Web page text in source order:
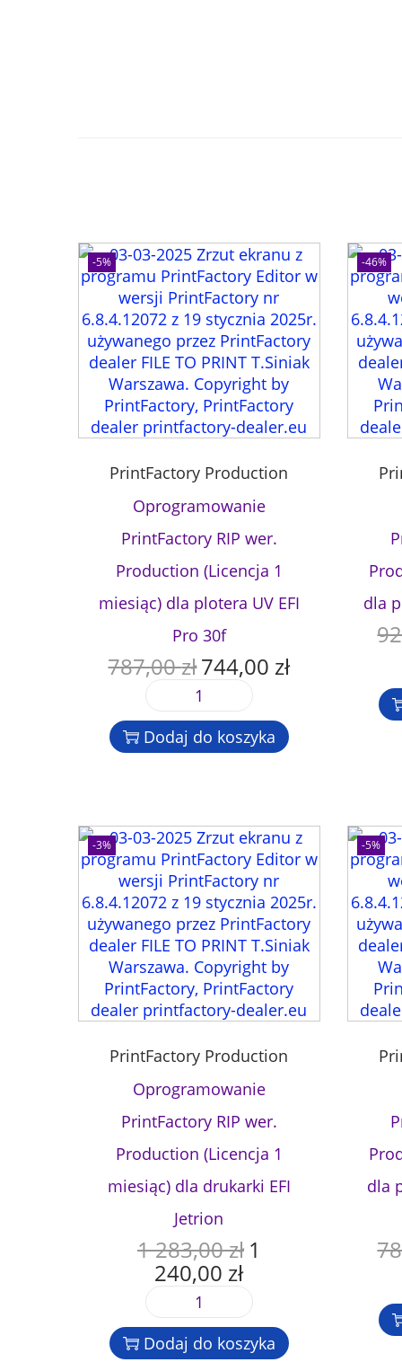
-5%
PrintFactory Production
Oprogramowanie
PrintFactory RIP wer.
Production (Licencja 1
miesiąc) dla plotera UV EFI
Pro 30f
787,00zł P
i
e
r
w
a
c
e
n
a
w
y
n
o
a
:
8
7
0
0
z
ł
.
744,00 złA
c
e
a
w
y
o
s
0
i
l
o
p
r
o
g
r
a
m
o
w
a
n
e
P
r
i
n
F
a
c
t
o
r
y
Dodaj do koszyka
-46%
dla
-3%
PrintFactory Production
Oprogramowanie
PrintFactory RIP wer.
Production (Licencja 1
miesiąc) dla drukarki EFI
Jetrion
1 283,00zł P
w
o
1
240,00 złA
u
a
i
l
o
Dodaj do koszyka
-5%
dla